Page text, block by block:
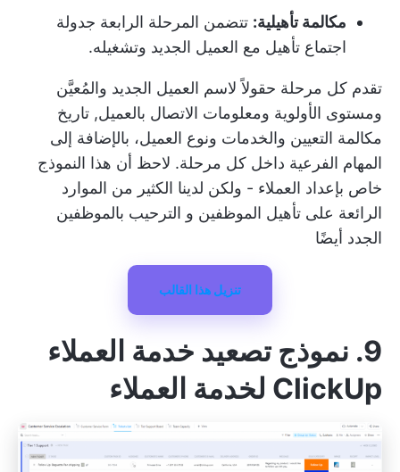
مكالمة تأهيلية: تتضمن المرحلة الرابعة جدولة
اجتماع تأهيل مع العميل الجديد وتشغيله.
تقدم كل مرحلة حقولاً لاسم العميل الجديد والمُعيَّن
ومستوى الأولوية ومعلومات الاتصال بالعميل, تاريخ
مكالمة التعيين والخدمات ونوع العميل، بالإضافة إلى
المهام الفرعية داخل كل مرحلة. لاحظ أن هذا النموذج
خاص بإعداد العملاء - ولكن لدينا الكثير من الموارد
الرائعة على تأهيل الموظفين و الترحيب بالموظفين
الجدد أيضًا
تنزيل هذا القالب
9. نموذج تصعيد خدمة العملاء
ClickUp لخدمة العملاء